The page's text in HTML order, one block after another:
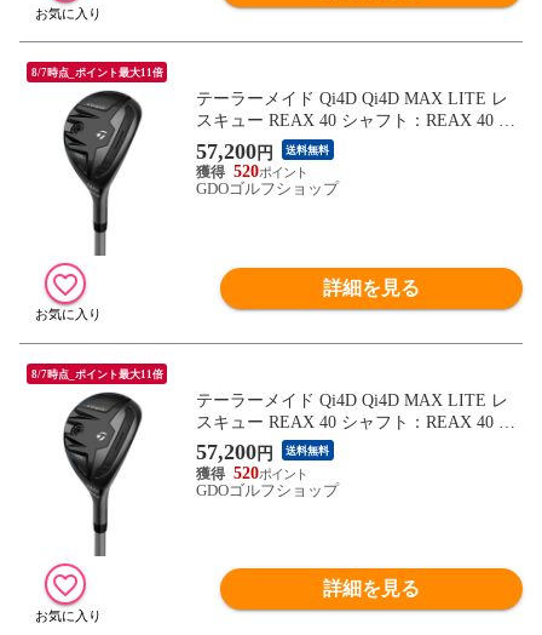
8/7時点_ポイント最大11倍
テーラーメイド Qi4D Qi4D MAX LITE レ
スキュー REAX 40 シャフト：REAX 40 A
5U 26° 38.25inch レディス
57,200円 送料無料
520
GDOゴルフショップ
詳細を見る
8/7時点_ポイント最大11倍
テーラーメイド Qi4D Qi4D MAX LITE レ
スキュー REAX 40 シャフト：REAX 40 L 5
U 26° 38.25inch レディス
57,200円 送料無料
520
GDOゴルフショップ
詳細を見る